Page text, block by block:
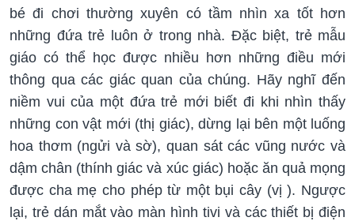
bé đi chơi thường xuyên có tầm nhìn xa tốt hơn
những đứa trẻ luôn ở trong nhà. Đặc biệt, trẻ mẫu
giáo có thể học được nhiều hơn những điều mới
thông qua các giác quan của chúng. Hãy nghĩ đến
niềm vui của một đứa trẻ mới biết đi khi nhìn thấy
những con vật mới (thị giác), dừng lại bên một luống
hoa thơm (ngửi và sờ), quan sát các vũng nước và
dậm chân (thính giác và xúc giác) hoặc ăn quả mọng
được cha mẹ cho phép từ một bụi cây (vị ). Ngược
lại, trẻ dán mắt vào màn hình tivi và các thiết bị điện